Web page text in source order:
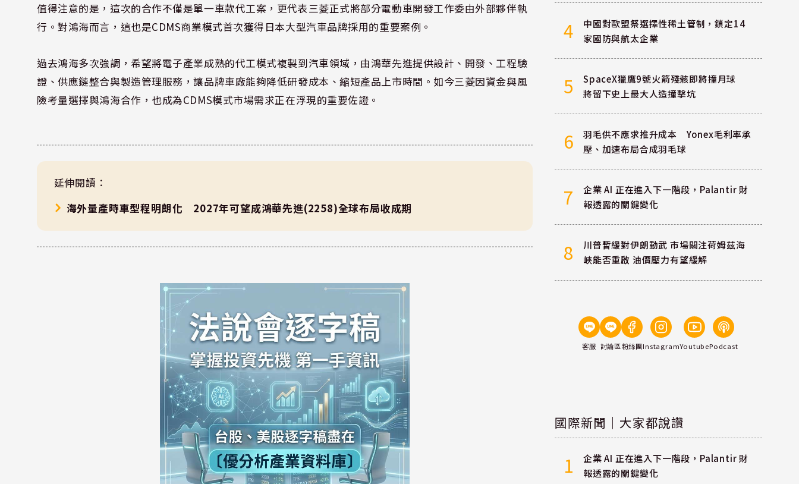
值得注意的是，這次的合作不僅是單一車款代工案，更代表三菱正式將部分電動車開發工作委由外部夥伴執
行。對鴻海而言，這也是CDMS商業模式首次獲得日本大型汽車品牌採用的重要案例。
過去鴻海多次強調，希望將電子產業成熟的代工模式複製到汽車領域，由鴻華先進提供設計、開發、工程驗
證、供應鏈整合與製造管理服務，讓品牌車廠能夠降低研發成本、縮短產品上市時間。如今三菱因資金與風
險考量選擇與鴻海合作，也成為CDMS模式市場需求正在浮現的重要佐證。
延伸閱讀：
海外量產時車型程明朗化 2027年可望成鴻華先進(2258)全球布局收成期
4
中國對歐盟祭選擇性稀土管制，鎖定14
家國防與航太企業
5
SpaceX獵鷹9號火箭殘骸即將撞月球
將留下史上最大人造撞擊坑
6
羽毛供不應求推升成本 Yonex毛利率承
壓、加速布局合成羽毛球
7
企業 AI 正在進入下一階段，Palantir 財
報透露的關鍵變化
8
川普暫緩對伊朗動武 市場關注荷姆茲海
峽能否重啟 油價壓力有望緩解
客服 討論區粉絲團InstagramYoutubePodcast
國際新聞｜大家都說讚
1
企業 AI 正在進入下一階段，Palantir 財
報透露的關鍵變化